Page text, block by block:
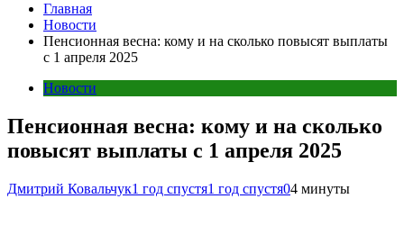
Главная
Новости
Пенсионная весна: кому и на сколько повысят выплаты
с 1 апреля 2025
Новости
Пенсионная весна: кому и на сколько
повысят выплаты с 1 апреля 2025
Дмитрий Ковальчук1 год спустя1 год спустя04 минуты